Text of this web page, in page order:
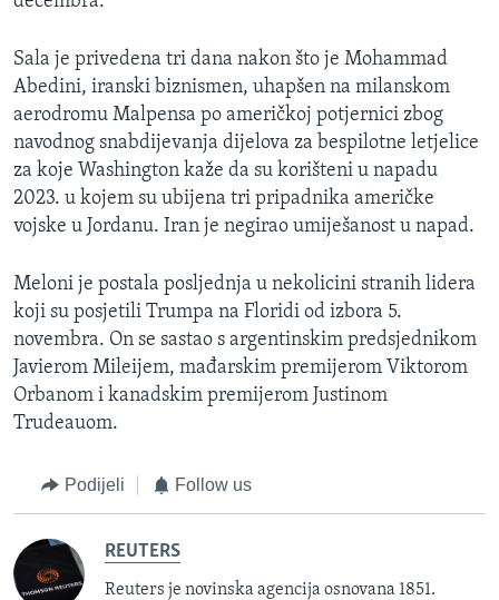
Sala je privedena tri dana nakon što je Mohammad
Abedini, iranski biznismen, uhapšen na milanskom
aerodromu Malpensa po američkoj potjernici zbog
navodnog snabdijevanja dijelova za bespilotne letjelice
za koje Washington kaže da su korišteni u napadu
2023. u kojem su ubijena tri pripadnika američke
vojske u Jordanu. Iran je negirao umiješanost u napad.
Meloni je postala posljednja u nekolicini stranih lidera
koji su posjetili Trumpa na Floridi od izbora 5.
novembra. On se sastao s argentinskim predsjednikom
Javierom Mileijem, mađarskim premijerom Viktorom
Orbanom i kanadskim premijerom Justinom
Trudeauom.
Podijeli Follow us
REUTERS
Reuters je novinska agencija osnovana 1851.